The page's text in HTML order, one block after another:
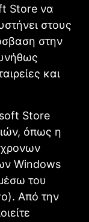
Store να
στους
στην
και
Store
όπως η
Windows
του
Από την